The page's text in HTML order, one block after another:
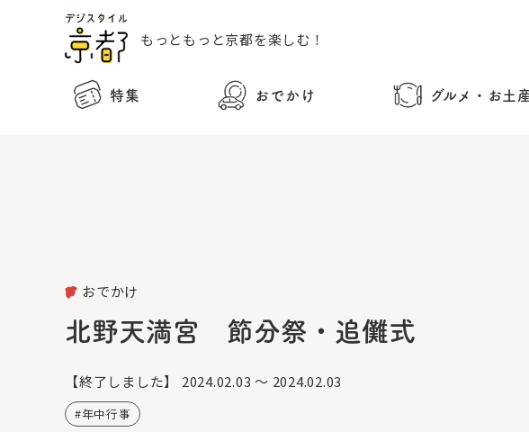
もっともっと京都を楽しむ！
特集 おでかけ グルメ・お土
おでかけ
北野天満宮 節分祭・追儺式
【終了しました】 2024.02.03 ～ 2024.02.03
年中行事